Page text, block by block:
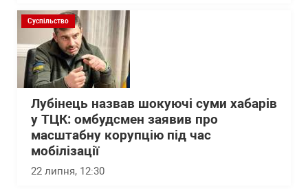
Суспільство
Лубінець назвав шокуючі суми хабарів
у ТЦК: омбудсмен заявив про
масштабну корупцію під час
мобілізації
22 липня, 12:30